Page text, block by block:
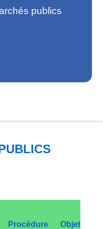
publics
Procédure Objet